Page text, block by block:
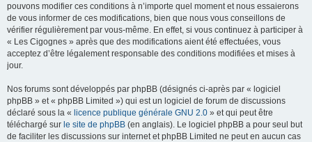
pouvons modifier ces conditions à n’importe quel moment et nous essaierons
de vous informer de ces modifications, bien que nous vous conseillons de
vérifier régulièrement par vous-même. En effet, si vous continuez à participer à
« Les Cigognes » après que des modifications aient été effectuées, vous
acceptez d’être légalement responsable des conditions modifiées et mises à
jour.
Nos forums sont développés par phpBB (désignés ci-après par « logiciel
phpBB » et « phpBB Limited ») qui est un logiciel de forum de discussions
déclaré sous la « licence publique générale GNU 2.0 » et qui peut être
téléchargé sur le site de phpBB (en anglais). Le logiciel phpBB a pour seul but
de faciliter les discussions sur internet et phpBB Limited ne peut en aucun cas